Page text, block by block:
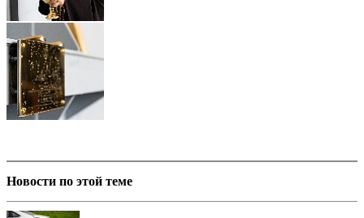
Новости по этой теме